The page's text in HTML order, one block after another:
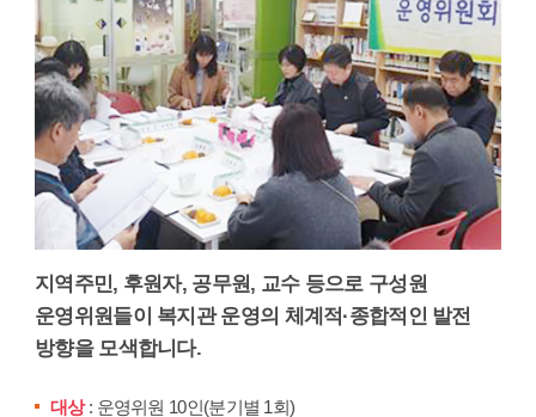
지역주민, 후원자, 공무원, 교수 등으로 구성원
운영위원들이 복지관 운영의 체계적·종합적인 발전
방향을 모색합니다.
대상: 운영위원 10인(분기별 1회)